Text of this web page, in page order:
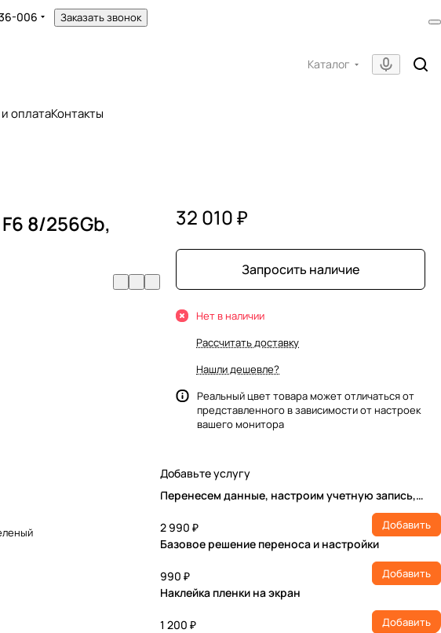
006 Заказать звонок
Каталог
оплатаКонтакты
8/256Gb,
32 010 ₽
Запросить наличие
Нет в наличии
Рассчитать доставку
Нашли дешевле?
Реальный цвет товара может отличаться от
представленного в зависимости от настроек
вашего монитора
Добавьте услугу
Перенесем данные, настроим учетную запись,
2 990 ₽
Добавить
Базовое решение переноса и настройки
990 ₽ Добавить
Наклейка пленки на экран
1 200 ₽ Добавить